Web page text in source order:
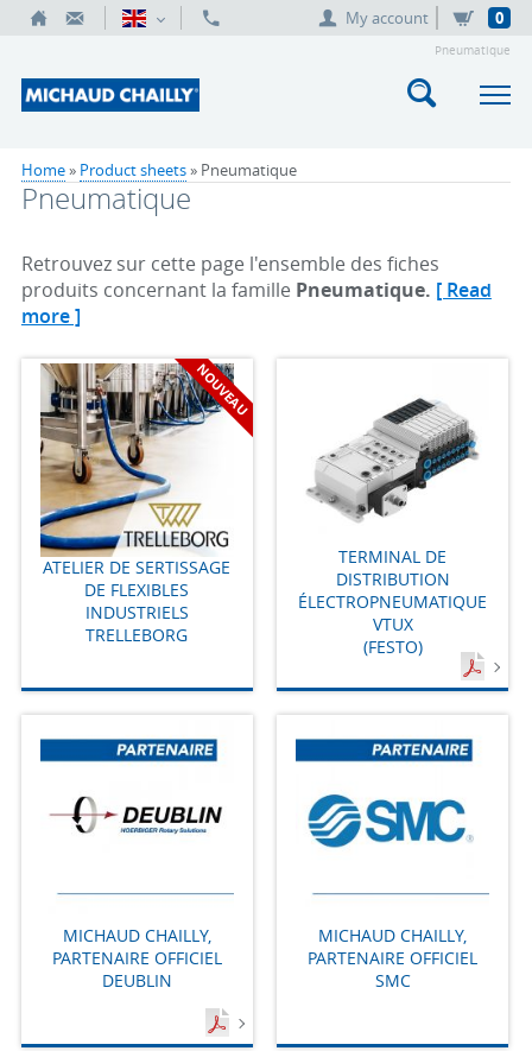
My account 0
Pneumatique
Home» Product sheets» Pneumatique
Pneumatique
Retrouvez sur cette page l'ensemble des fiches
produits concernant la famille Pneumatique. [ Read
more ]
NOUVEAU
ATELIER DE SERTISSAGE
DE FLEXIBLES
INDUSTRIELS
TRELLEBORG
TERMINAL DE
DISTRIBUTION
ÉLECTROPNEUMATIQUE
VTUX
(FESTO)
MICHAUD CHAILLY,
PARTENAIRE OFFICIEL
DEUBLIN
MICHAUD CHAILLY,
PARTENAIRE OFFICIEL
SMC